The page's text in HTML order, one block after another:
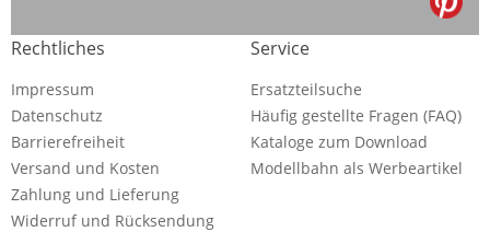
Rechtliches
Impressum
Datenschutz
Barrierefreiheit
Versand und Kosten
Zahlung und Lieferung
Widerruf und Rücksendung
Service
Ersatzteilsuche
Häufig gestellte Fragen (FAQ)
Kataloge zum Download
Modellbahn als Werbeartikel